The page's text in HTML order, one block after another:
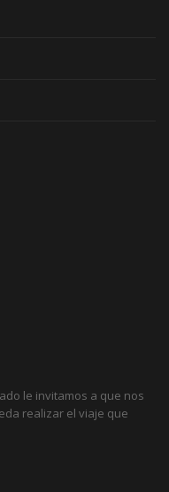
le invitamos a que nos
realizar el viaje que